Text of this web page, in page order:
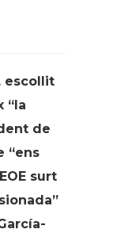
escollit
“la
de
“ens
surt